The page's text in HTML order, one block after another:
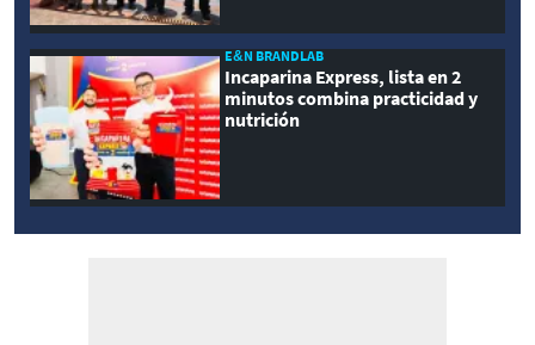
E&N BRANDLAB
Incaparina Express, lista en 2
minutos combina practicidad y
nutrición